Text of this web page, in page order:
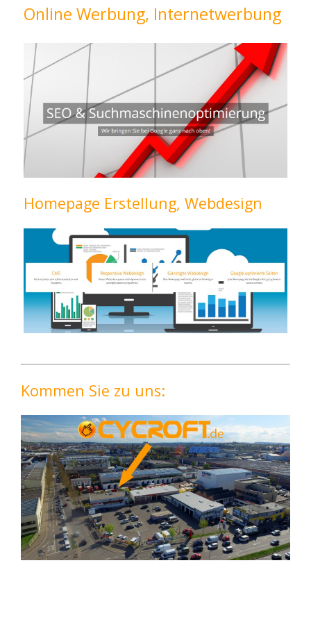
Online Werbung, Internetwerbung
Homepage Erstellung, Webdesign
Kommen Sie zu uns: